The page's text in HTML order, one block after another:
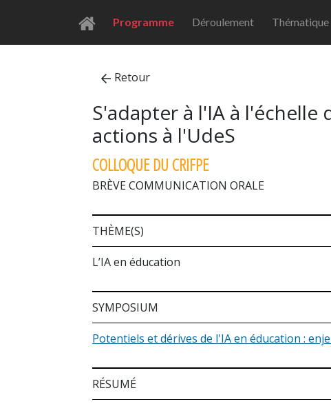
Programme Déroulement Thématique
Retour
S'adapter à l'IA à
actions à l'UdeS
COLLOQUE DU CRIFPE
BRÈVE COMMUNICATION ORALE
THÈME(S)
L’IA en éducation
SYMPOSIUM
Potentiels et dérives de l'IA en éducation :
RÉSUMÉ